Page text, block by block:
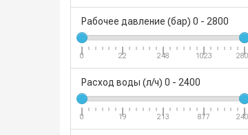
Рабочее давление (бар) 0 - 2800
0 22 248 1023
Расход воды (л/ч) 0 - 2400
0 19 213 877